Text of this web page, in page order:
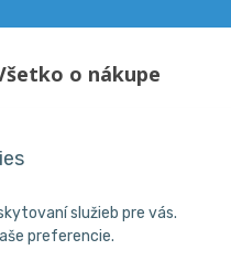
služieb pre vás.
preferencie.
o nákupe